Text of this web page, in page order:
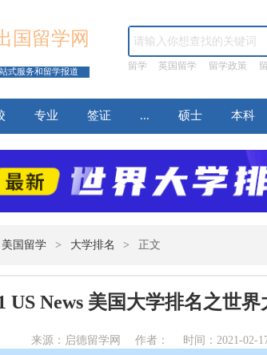
国留学网
式服务和留学报道 留学 英国留学 留学政策
专业 签证 ... 硕士 本科
美国留学 > 大学排名 > 正文
US News 美国大学排名之世
来源：启德留学网 作者： 时间：2021-02-17